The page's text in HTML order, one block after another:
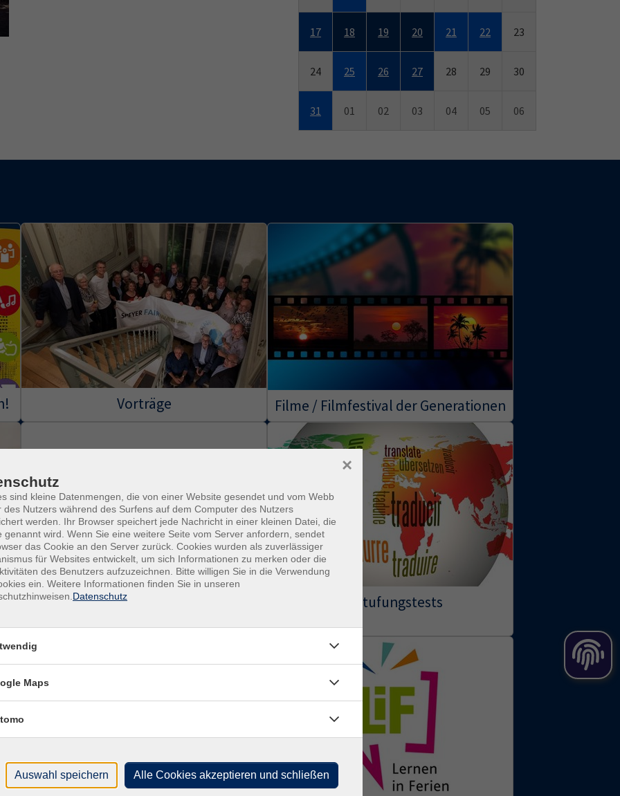
17 18 19 20 21 22 23
24 25 26 27 28 29 30
31 01 02 03 04 05 06
Vorträge Filme / Filmfestival der Generationen
Integrationskurse / BAMF-
Einstufungstests
sind kleine Datenmengen, die von einer Website gesendet und vom Webb
des Nutzers während des Surfens auf dem Computer des Nutzers
werden. Ihr Browser speichert jede Nachricht in einer kleinen Datei, die
genannt wird. Wenn Sie eine weitere Seite vom Server anfordern, sendet
das Cookie an den Server zurück. Cookies wurden als zuverlässiger
für Websites entwickelt, um sich Informationen zu merken oder die
des Benutzers aufzuzeichnen. Bitte willigen Sie in die Verwendung
ein. Weitere Informationen finden Sie in unseren
Datenschutz
×
Maps
Auswahl speichern Alle Cookies akzeptieren und schließen